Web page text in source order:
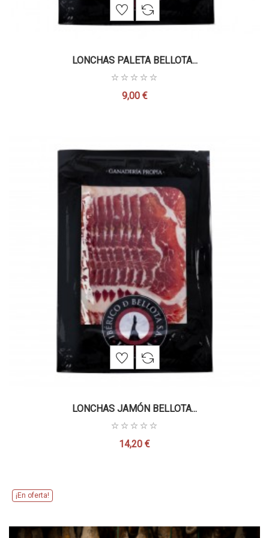
LONCHAS PALETA BELLOTA...
Precio
9,00 €
LONCHAS JAMÓN BELLOTA...
Precio
14,20 €
¡En oferta!